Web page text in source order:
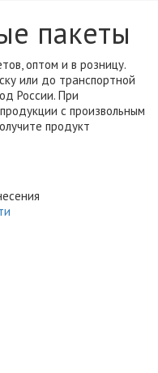
пакеты
оптом и в розницу.
или до транспортной
России. При
с произвольным
продукт